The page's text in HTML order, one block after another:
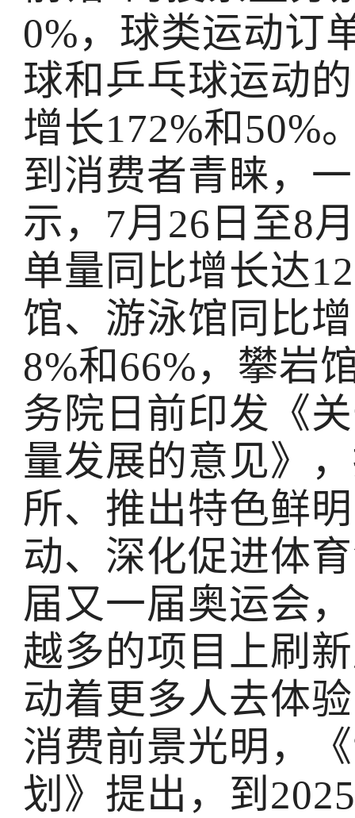
0%，球类运动订
球和乒乓球运动
增长172%和50%
到消费者青睐，
示，7月26日至8
单量同比增长达
馆、游泳馆同比
8%和66%，攀岩
务院日前印发《
量发展的意见》
所、推出特色鲜
动、深化促进体
届又一届奥运会
越多的项目上刷
动着更多人去体
消费前景光明，
划》提出，到